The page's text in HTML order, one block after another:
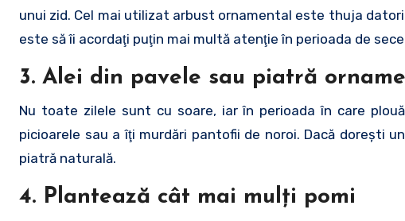
unui zid. Cel mai utilizat arbust ornamental este thuja
este să îi acordaţi puţin mai multă atenţie în perioada de
3. Alei din pavele sau piatră
Nu toate zilele sunt cu soare, iar în perioada în care
picioarele sau a îţi murdări pantofii de noroi. Dacă doreşti
piatră naturală.
4. Plantează cât mai mulţi pomi